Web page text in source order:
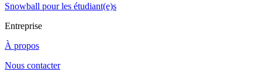
Snowball pour les étudiant(e)s
Entreprise
À propos
Nous contacter